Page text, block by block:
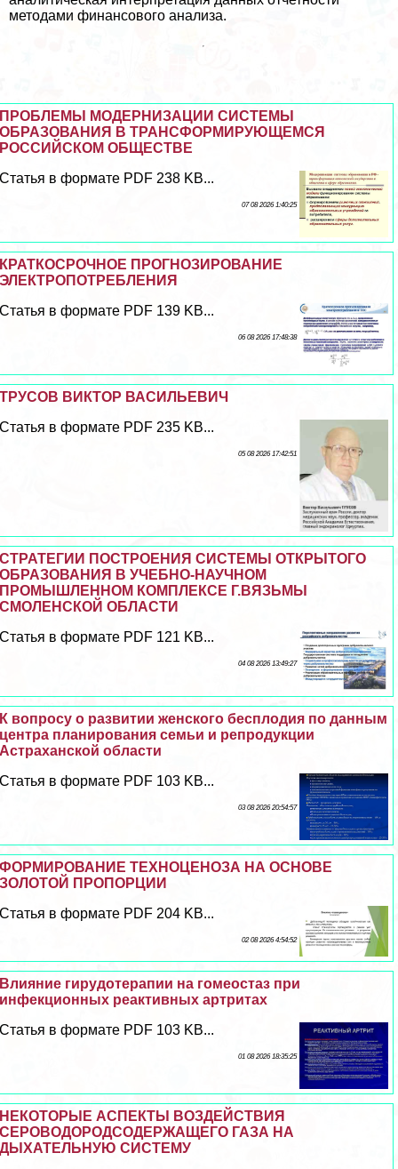
методами финансового анализа.
ПРОБЛЕМЫ МОДЕРНИЗАЦИИ СИСТЕМЫ
ОБРАЗОВАНИЯ В ТРАНСФОРМИРУЮЩЕМСЯ
РОССИЙСКОМ ОБЩЕСТВЕ
Статья в формате PDF 238 KB...
07 08 2026 1:40:25
КРАТКОСРОЧНОЕ ПРОГНОЗИРОВАНИЕ
ЭЛЕКТРОПОТРЕБЛЕНИЯ
Статья в формате PDF 139 KB...
06 08 2026 17:48:38
ТРУСОВ ВИКТОР ВАСИЛЬЕВИЧ
Статья в формате PDF 235 KB...
05 08 2026 17:42:51
СТРАТЕГИИ ПОСТРОЕНИЯ СИСТЕМЫ ОТКРЫТОГО
ОБРАЗОВАНИЯ В УЧЕБНО-НАУЧНОМ
ПРОМЫШЛЕННОМ КОМПЛЕКСЕ Г.ВЯЗЬМЫ
СМОЛЕНСКОЙ ОБЛАСТИ
Статья в формате PDF 121 KB...
04 08 2026 13:49:27
К вопросу о развитии женского бесплодия по данным
центра планирования семьи и репродукции
Астpaxaнской области
Статья в формате PDF 103 KB...
03 08 2026 20:54:57
ФОРМИРОВАНИЕ ТЕХНОЦЕНОЗА НА ОСНОВЕ
ЗОЛОТОЙ ПРОПОРЦИИ
Статья в формате PDF 204 KB...
02 08 2026 4:54:52
Влияние гирудотерапии на гомеостаз при
инфекционных реактивных артритах
Статья в формате PDF 103 KB...
01 08 2026 18:35:25
НЕКОТОРЫЕ АСПЕКТЫ ВОЗДЕЙСТВИЯ
СЕРОВОДОРОДСОДЕРЖАЩЕГО ГАЗА НА
ДЫХАТЕЛЬНУЮ СИСТЕМУ